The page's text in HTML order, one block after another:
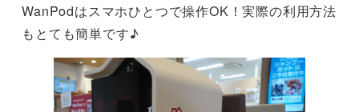
WanPodはスマホひとつで操作OK！実際の利用方法
もとても簡単です♪